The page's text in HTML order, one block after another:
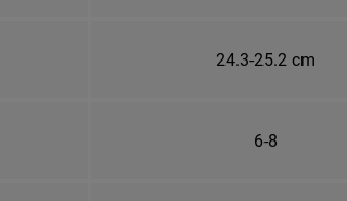
24.3-25.2 cm
6-8